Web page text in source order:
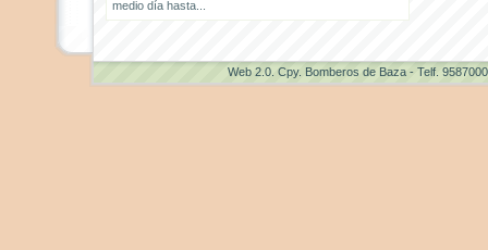
medio día hasta...
Web 2.0 . Cpy. Bomberos de Baza - Telf.